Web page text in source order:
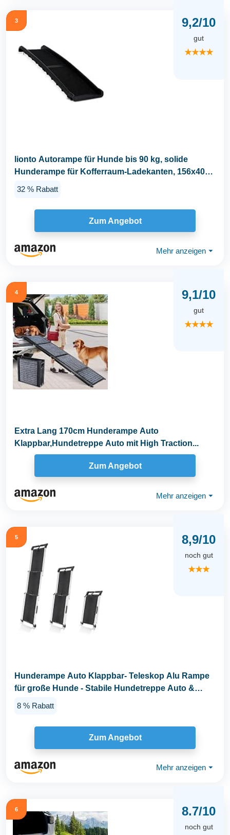
3 9,2/10
gut
★★★★
lionto Autorampe für Hunde bis 90 kg, solide
Hunderampe für Kofferraum-Ladekanten, 156x40
32 % Rabatt
Zum Angebot
Mehr anzeigen ⏷
4 9,1/10
gut
★★★★
Extra Lang 170cm Hunderampe Auto
Klappbar,Hundetreppe Auto mit High Traction...
Zum Angebot
Mehr anzeigen ⏷
5 8,9/10
noch gut
★★★
Hunderampe Auto Klappbar- Teleskop Alu Rampe
für große Hunde - Stabile Hundetreppe Auto &
8 % Rabatt
Zum Angebot
Mehr anzeigen ⏷
6 8.7/10
noch gut